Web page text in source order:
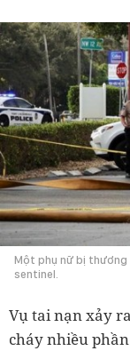
Một phụ nữ bị thương
sentinel.
Vụ tai nạn xảy
cháy nhiều